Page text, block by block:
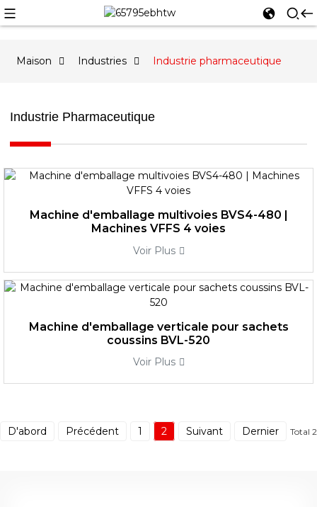
Maison Industries Industrie pharmaceutique
Industrie Pharmaceutique
Machine d'emballage multivoies BVS4-480 |
Machines VFFS 4 voies
Voir Plus
Machine d'emballage verticale pour sachets
coussins BVL-520
Voir Plus
D'abord Précédent 1 2 Suivant Dernier Total 2